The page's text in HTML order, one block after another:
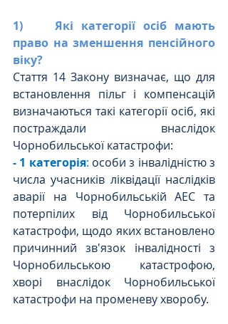
1)    Які категорії осіб мають
право на зменшення пенсійного
віку?
Стаття 14 Закону визначає, що для
встановлення пільг і компенсацій
визначаються такі категорії осіб, які
постраждали внаслідок
Чорнобильської катастрофи:
- 1 категорія: особи з інвалідністю з
числа учасників ліквідації наслідків
аварії на Чорнобильській АЕС та
потерпілих від Чорнобильської
катастрофи, щодо яких встановлено
причинний зв'язок інвалідності з
Чорнобильською катастрофою,
хворі внаслідок Чорнобильської
катастрофи на променеву хворобу.